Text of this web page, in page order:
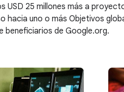
USD 25 millones más a
uno o más Objetivos
beneficiarios de Google.org.